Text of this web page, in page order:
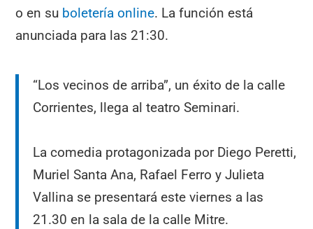
o en su boletería online. La función está
anunciada para las 21:30.
“Los vecinos de arriba”, un éxito de la calle
Corrientes, llega al teatro Seminari.
La comedia protagonizada por Diego Peretti,
Muriel Santa Ana, Rafael Ferro y Julieta
Vallina se presentará este viernes a las
21.30 en la sala de la calle Mitre.